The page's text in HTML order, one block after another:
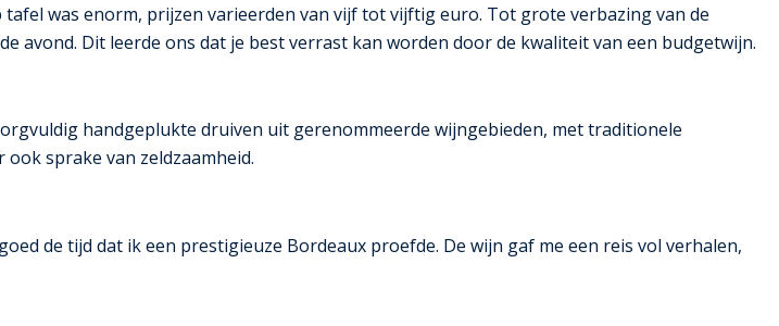
was enorm, prijzen varieerden van vijf tot vijftig euro. Tot grote verbazing van de
avond. Dit leerde ons dat je best verrast kan worden door de kwaliteit van een budgetwijn.
handgeplukte druiven uit gerenommeerde wijngebieden, met traditionele
sprake van zeldzaamheid.
de tijd dat ik een prestigieuze Bordeaux proefde. De wijn gaf me een reis vol verhalen,